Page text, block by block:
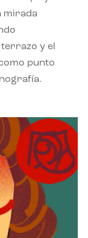
mirada
y el
punto